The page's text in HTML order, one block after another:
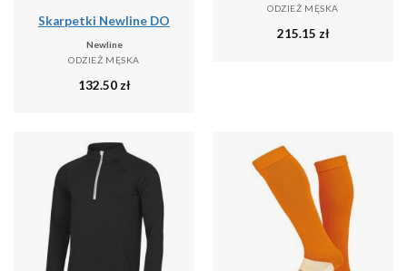
Skarpetki Newline DO
Newline
ODZIEŻ MĘSKA
132.50zł
ODZIEŻ MĘSKA
215.15 zł